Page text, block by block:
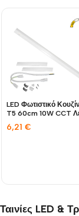
LED Φωτιστικό
T5 60cm 10W CCT
6,21 €
Ταινίες LED &